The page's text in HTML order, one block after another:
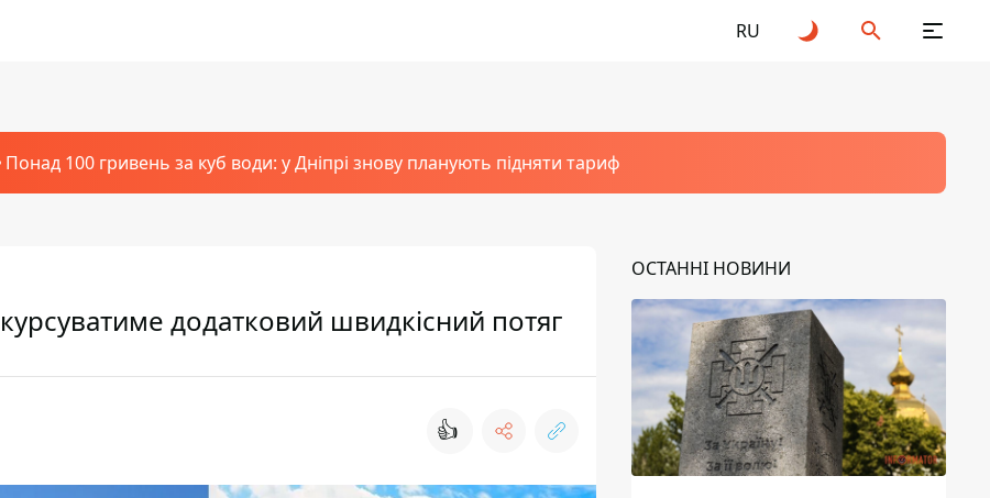
RU
Понад 100 гривень за куб води: у Дніпрі знову планують підняти тариф
додатковий швидкісний потяг
👍
ОСТАННІ НОВИНИ